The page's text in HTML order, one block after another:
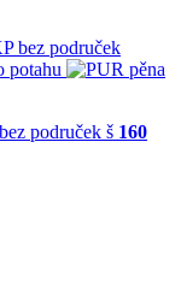
područek š 160